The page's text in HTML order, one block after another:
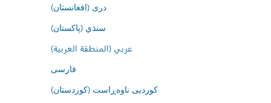
درى (افغانستان)
سنڌي (پاکستان)
عربي (المنطقة العربية)
فارسى
کوردیی ناوەڕاست (کوردستان)